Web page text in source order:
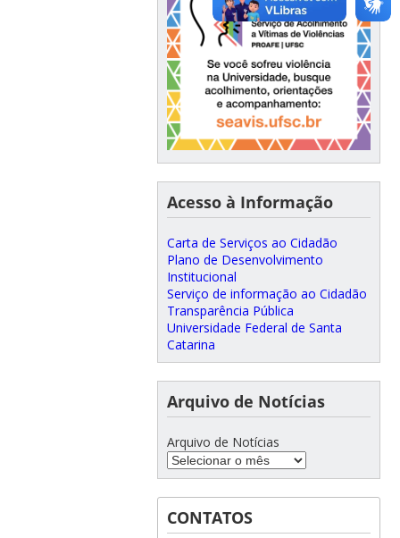
Acesso à Informação
Carta de Serviços ao Cidadão
Plano de Desenvolvimento
Institucional
Serviço de informação ao Cidadão
Transparência Pública
Universidade Federal de Santa
Catarina
Arquivo de Notícias
Arquivo de Notícias
CONTATOS